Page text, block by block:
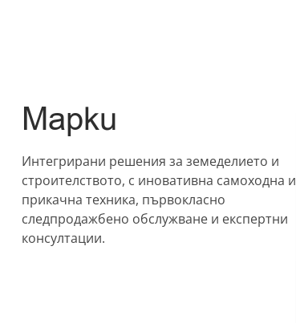
Марки
Интегрирани решения за земеделието и
строителството, с иновативна самоходна и
прикачна техника, първокласно
следпродажбено обслужване и експертни
консултации.